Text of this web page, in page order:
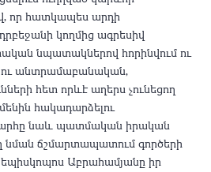
որ հատկապես արդի
կողմից ագրեսիվ
նպատակներով հորինվում ու
ու անտրամաբանական,
հետ որևէ աղերս չունեցող
հակադարձելու
նաև պատմական իրական
նման ճշմարտապատում գործերի
Աբրահամյանը իր